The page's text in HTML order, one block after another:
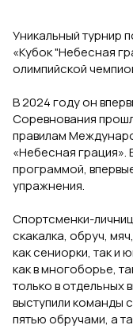
Уникальный турнир
«Кубок "Небесная
олимпийской
В 2024 году он
Соревнования
правилам
«Небесная грация».
программой,
упражнения.
Спортсменки-
скакалка, обруч,
как сениорки, так и
как в многоборье,
только в отдельных
выступили команды
пятью обручами, а